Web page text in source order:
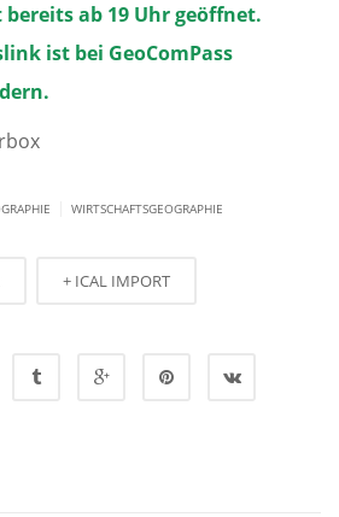
bereits ab 19 Uhr geöffnet.
ist bei GeoComPass
WIRTSCHAFTSGEOGRAPHIE
+ ICAL IMPORT